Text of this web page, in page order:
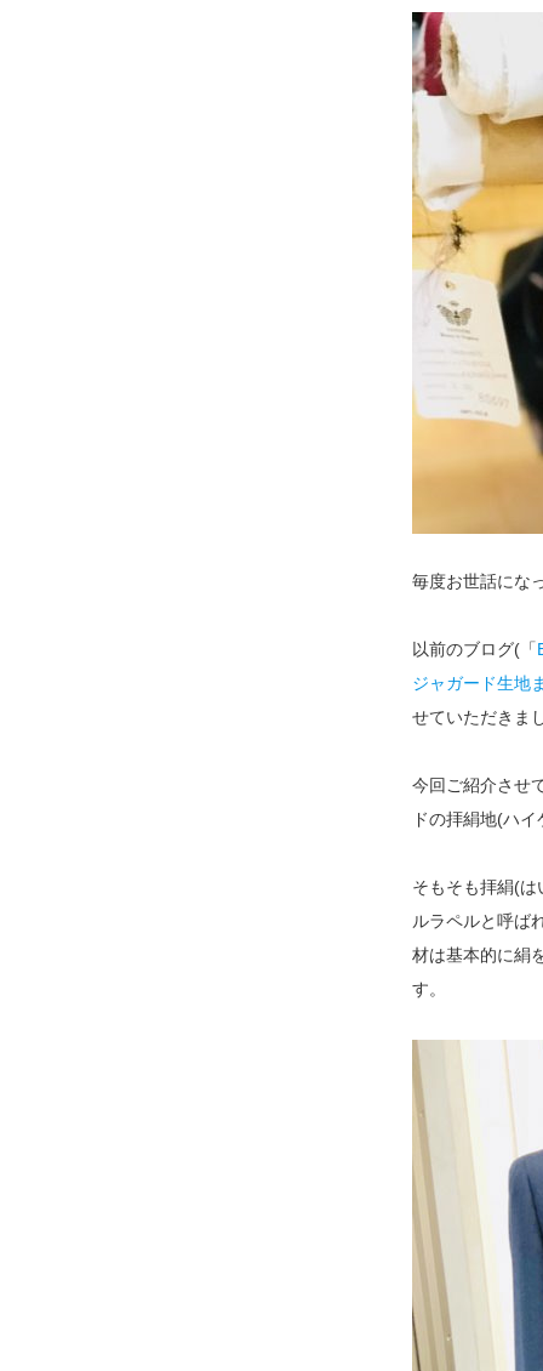
毎度お世話にな
以前のブログ(「
ジャガード生地
せていただきま
今回ご紹介させ
ドの拝絹地(ハ
そもそも拝絹(
ルラペルと呼ば
材は基本的に絹
す。